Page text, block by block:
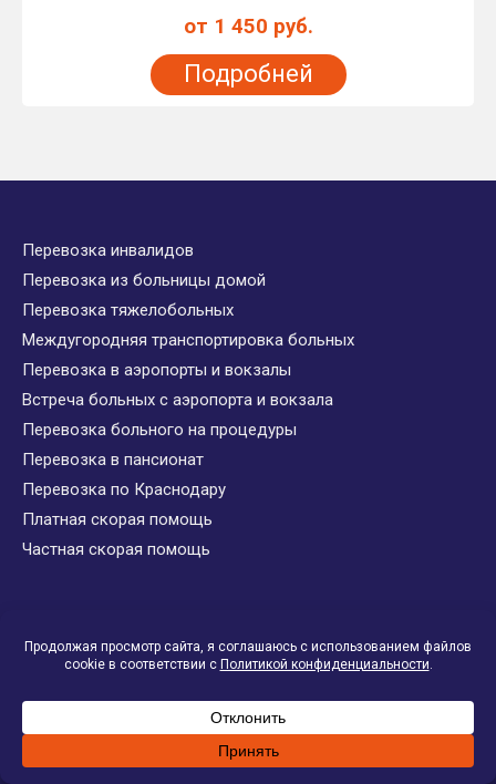
от 1 450 руб.
Подробней
Перевозка инвалидов
Перевозка из больницы домой
Перевозка тяжелобольных
Междугородняя транспортировка больных
Перевозка в аэропорты и вокзалы
Встреча больных с аэропорта и вокзала
Перевозка больного на процедуры
Перевозка в пансионат
Перевозка по Краснодару
Платная скорая помощь
Частная скорая помощь
Помощь при аритмии
Помощь при боли в животе
Помощь при боли в сердце
Помощь при гипертермии